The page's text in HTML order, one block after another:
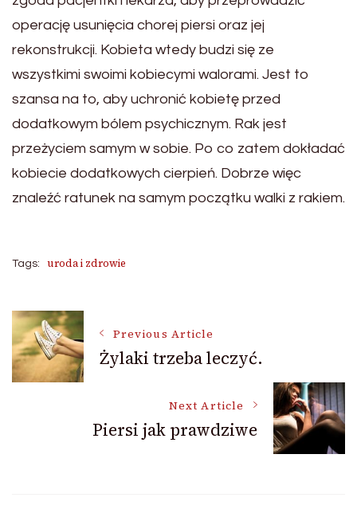
operację usunięcia chorej piersi oraz jej
rekonstrukcji. Kobieta wtedy budzi się ze
wszystkimi swoimi kobiecymi walorami. Jest to
szansa na to, aby uchronić kobietę przed
dodatkowym bólem psychicznym. Rak jest
przeżyciem samym w sobie. Po co zatem dokładać
kobiecie dodatkowych cierpień. Dobrze więc
znaleźć ratunek na samym początku walki z rakiem.
Tags: uroda i zdrowie
Post
Navigation
Previous Article
Żylaki trzeba leczyć.
Next Article
Piersi jak prawdziwe